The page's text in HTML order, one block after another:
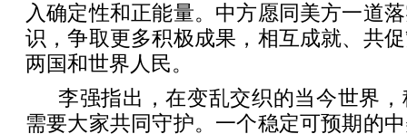
入确定性和正能量。中方愿同美方一道
识，争取更多积极成果，相互成就、共
两国和世界人民。
李强指出，在变乱交织的当今世界
需要大家共同守护。一个稳定可预期的